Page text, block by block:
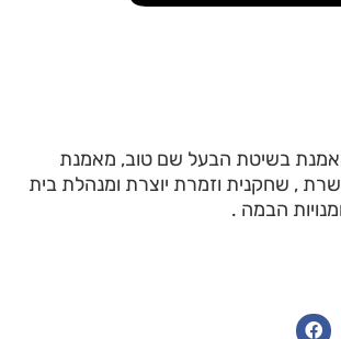
בשיטת הבעל שם טוב, מאמנת
, שחקנית וזמרת יוצרת ומנהלת בית
הבמה .